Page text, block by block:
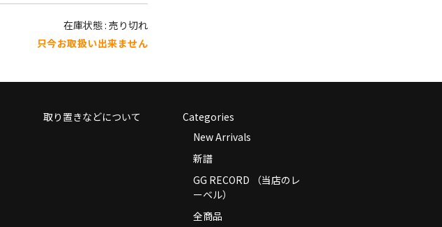
在庫状態 : 売り切れ
只今お取扱い出来ません
取り置きなどについて
Categories
New Arrivals
新譜
GG RECORD （当店のレ
ーベル）
全商品